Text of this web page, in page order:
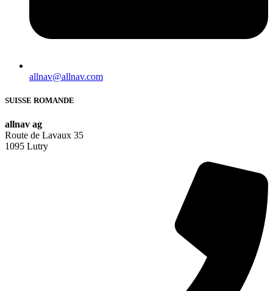
allnav@allnav.com
SUISSE ROMANDE
allnav ag
Route de Lavaux 35
1095 Lutry